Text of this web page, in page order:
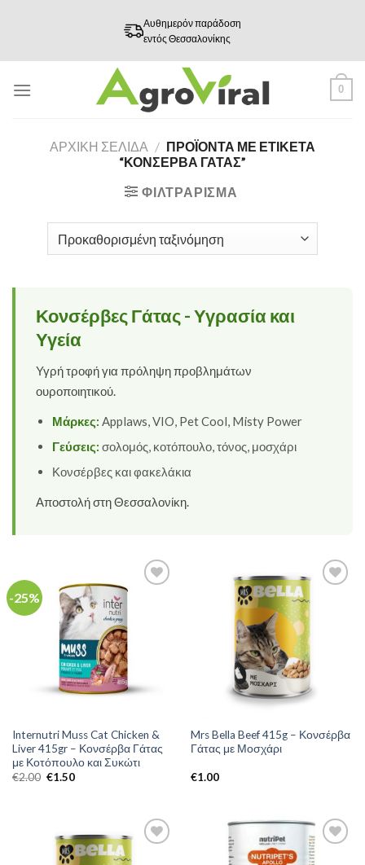
Αυθημερόν παράδοση
εντός Θεσσαλονίκης
0
ΑΡΧΙΚΉ ΣΕΛΊΔΑ / ΠΡΟΪΌΝΤΑ ΜΕ ΕΤΙΚΈΤΑ
“ΚΟΝΣΈΡΒΑ ΓΆΤΑΣ”
ΦΙΛΤΡΆΡΙΣΜΑ
Κονσέρβες Γάτας - Υγρασία και
Υγεία
Υγρή τροφή για πρόληψη προβλημάτων
ουροποιητικού.
Μάρκες: Applaws, VIO, Pet Cool, Misty Power
Γεύσεις: σολομός, κοτόπουλο, τόνος, μοσχάρι
Κονσέρβες και φακελάκια
Αποστολή στη Θεσσαλονίκη.
-25%
Internutri Muss Cat Chicken &
Liver 415gr – Κονσέρβα Γάτας
με Κοτόπουλο και Συκώτι
€2.00 Original
€1.50Η
Mrs Bella Beef 415g – Κονσέρβα
Γάτας με Μοσχάρι
€1.00